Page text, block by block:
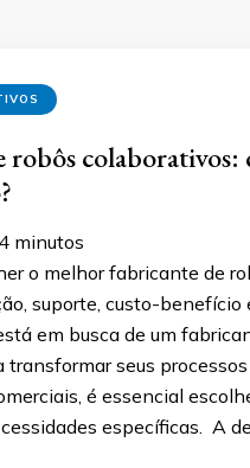
robôs colaborativos:
4 minutos
o melhor fabricante de
suporte, custo-benefício
em busca de um
seus processos
é essencial
específicas. A